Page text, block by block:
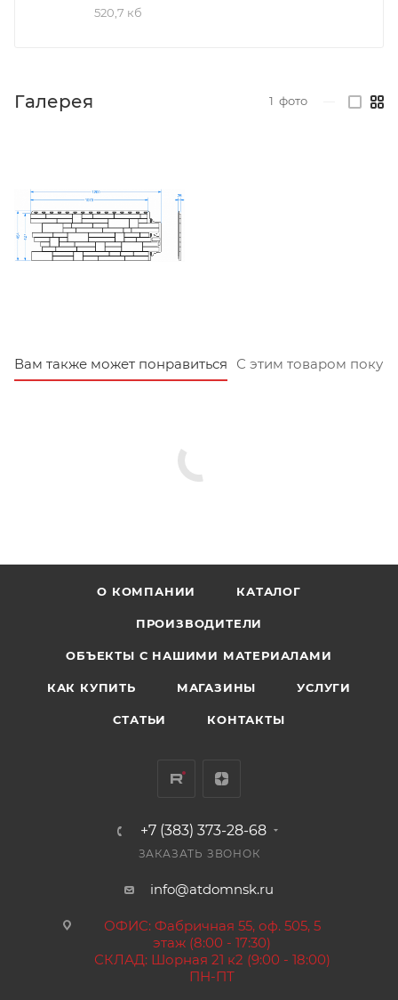
520,7 кб
Галерея 1 фото
Вам также может понравиться С этим товаром
О КОМПАНИИ КАТАЛОГ
ПРОИЗВОДИТЕЛИ
ОБЪЕКТЫ С НАШИМИ МАТЕРИАЛАМИ
КАК КУПИТЬ МАГАЗИНЫ УСЛУГИ
СТАТЬИ КОНТАКТЫ
+7 (383) 373-28-68
ЗАКАЗАТЬ ЗВОНОК
info@atdomnsk.ru
ОФИС: Фабричная 55, оф. 505, 5
этаж (8:00 - 17:30)
СКЛАД: Шорная 21 к2 (9:00 - 18:00)
ПН-ПТ